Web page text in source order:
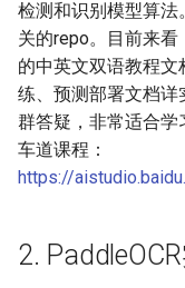
2.11 训练调试与配
Q: 某个类别的样
少，通过增加训练
次数或者是epoch
增加小样本的数
能缓解这个问题么
Q：文本检测换
数据没法训练，
检测和识别模型算法
关的repo。目前来看
的中英文双语教程文
练、预测部署文档
群答疑，非常适合学
车道课程：
https://
2.